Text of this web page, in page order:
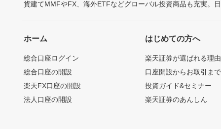
貨建てMMFやFX、海外ETFなどグローバル投資商品も充実。
ホーム
総合口座ログイン
総合口座の開設
楽天FX口座の開設
法人口座の開設
はじめての方へ
楽天証券が選ばれる理由
口座開設からお取引ま
投資ガイド&セミナー
楽天証券のあんしん